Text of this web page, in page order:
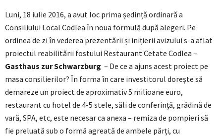
Luni, 18 iulie 2016, a avut loc prima ședință ordinară a
Consiliului Local Codlea în noua formulă după alegeri. Pe
ordinea de zi în vederea prezentării și inițierii avizului s-a aflat
proiectul reabilitării fostului Restaurant Cetate Codlea –
Gasthaus zur Schwarzburg – De ce a ajuns acest proiect pe
masa consilierilor? În forma în care investitorul dorește să
demareze un proiect de aproximativ 5 milioane euro,
restaurant cu hotel de 4-5 stele, săli de conferință, grădină de
vară, SPA, etc, este necesar ca anexa – remiza de pompieri să
fie preluată sub o formă agreată de ambele părți, cu